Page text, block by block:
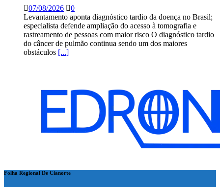
07/08/2026
0
Levantamento aponta diagnóstico tardio da doença no Brasil;
especialista defende ampliação do acesso à tomografia e
rastreamento de pessoas com maior risco O diagnóstico tardio
do câncer de pulmão continua sendo um dos maiores
obstáculos [...]
Folha Regional De Cianorte